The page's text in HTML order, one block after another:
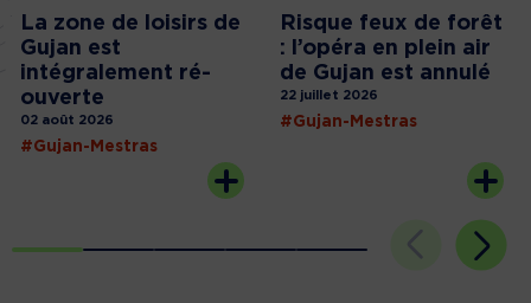
La zone de loisirs de
Gujan est
intégralement ré-
ouverte
02 août 2026
#Gujan-Mestras
Risque feux de forêt
: l’opéra en plein air
de Gujan est annulé
22 juillet 2026
#Gujan-Mestras